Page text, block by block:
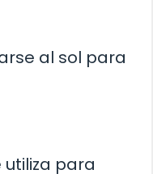
al sol para
utiliza para